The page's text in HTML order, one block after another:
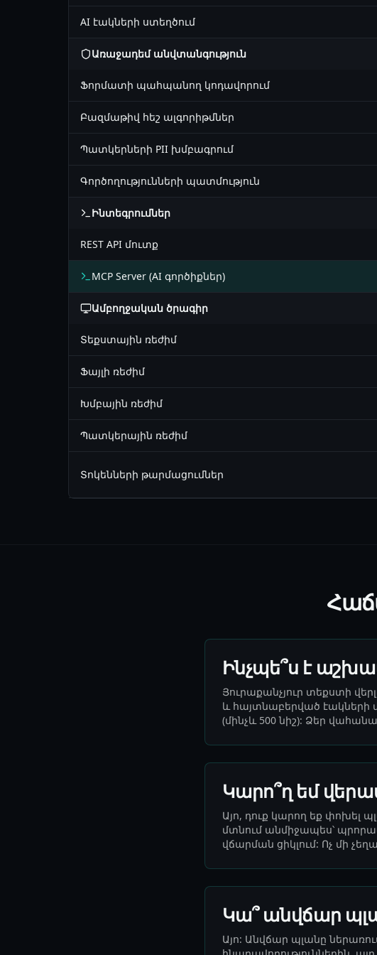
AI էակների ստեղծում
Առաջադեմ անվտանգություն
Ֆորմատի պահպանող կոդավորում
Բազմաթիվ հեշ ալգորիթմներ
Պատկերների PII խմբագրում
Գործողությունների պատմություն
Ինտեգրումներ
REST API մուտք
MCP Server (AI գործիքներ)
Ամբողջական ծրագիր
Տեքստային ռեժիմ
Ֆայլի ռեժիմ
Խմբային ռեժիմ
Պատկերային ռեժիմ
Տոկենների թարմացումներ
Ինչպե՞ս է
Յուրաքանչյուր տեքստի
և հայտնաբերված
(մինչև 500 նիշ): Ձեր
Կարո՞ղ եմ
Այո, դուք կարող եք փոխել
մտնում անմիջապես՝
վճարման ցիկլում: Ոչ մի
Կա՞ անվճար
Այո: Անվճար պլանը